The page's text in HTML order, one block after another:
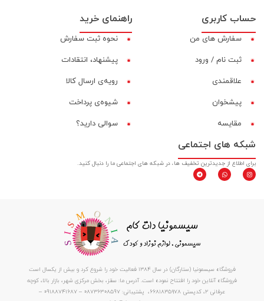
حساب کاربری
سفارش های من
ثبت نام / ورود
علاقمندی
پیشخوان
مقایسه‌
راهنمای خرید
نحوه ثبت سفارش
پیشنهاد، انتقادات
رویه‌ی ارسال کالا
شیوه‌ی پرداخت
سوالی دارید؟
شبکه های اجتماعی
برای اطلاع از جدیدترین تخفیف ها، در شبکه های اجتماعی ما را دنبال کنید.
فروشگاه سیسمونیا (ستارگان) در سال 1384 فعالیت خود را شروع کرد و بیش از یکسال است
فروشگاه آنلاین خود را افتتاح نموده است. آدرس ما: سقز، بخش مرکزی شهر، بازار بالا، کوچه
عرفانی ۲، کدپستی ۶۶۸۱۸۳۵۹۷۸، پشتیبانی: 08736308597 – 09188741687 –